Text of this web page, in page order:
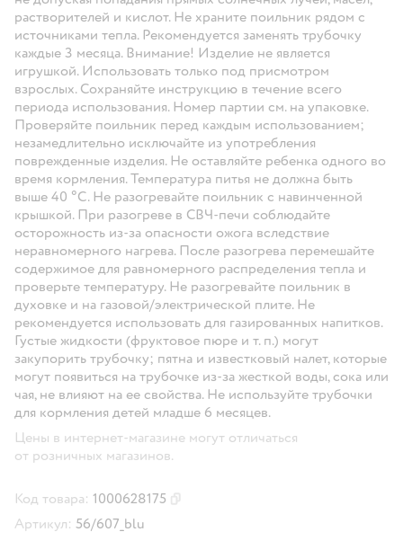
растворителей и кислот. Не храните поильник рядом с
источниками тепла. Рекомендуется заменять трубочку
каждые 3 месяца. Внимание! Изделие не является
игрушкой. Использовать только под присмотром
взрослых. Сохраняйте инструкцию в течение всего
периода использования. Номер партии см. на упаковке.
Проверяйте поильник перед каждым использованием;
незамедлительно исключайте из употребления
поврежденные изделия. Не оставляйте ребенка одного во
время кормления. Температура питья не должна быть
выше 40 °C. Не разогревайте поильник с навинченной
крышкой. При разогреве в СВЧ-печи соблюдайте
осторожность из-за опасности ожога вследствие
неравномерного нагрева. После разогрева перемешайте
содержимое для равномерного распределения тепла и
проверьте температуру. Не разогревайте поильник в
духовке и на газовой/электрической плите. Не
рекомендуется использовать для газированных напитков.
Густые жидкости (фруктовое пюре и т. п.) могут
закупорить трубочку; пятна и известковый налет, которые
могут появиться на трубочке из-за жесткой воды, сока или
чая, не влияют на ее свойства. Не используйте трубочки
для кормления детей младше 6 месяцев.
Цены в интернет-магазине могут отличаться
от розничных магазинов.
Код товара: 1000628175
Артикул: 56/607_blu